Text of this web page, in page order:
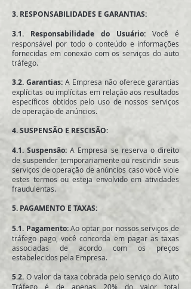
3. RESPONSABILIDADES E GARANTIAS:
3.1. Responsabilidade do Usuário: Você é
responsável por todo o conteúdo e informações
fornecidas em conexão com os serviços do auto
tráfego.
3.2. Garantias: A Empresa não oferece garantias
explícitas ou implícitas em relação aos resultados
específicos obtidos pelo uso de nossos serviços
de operação de anúncios.
4. SUSPENSÃO E RESCISÃO:
4.1. Suspensão:A Empresa se reserva o direito
de suspender temporariamente ou rescindir seus
serviços de operação de anúncios caso você viole
estes termos ou esteja envolvido em atividades
fraudulentas.
5. PAGAMENTO E TAXAS:
5.1. Pagamento:Ao optar por nossos serviços de
tráfego pago, você concorda em pagar as taxas
associadas de acordo com os preços
estabelecidos pela Empresa.
5.2. O valor da taxa cobrada pelo serviço do Auto
Tráfego é de apenas 20% do valor total